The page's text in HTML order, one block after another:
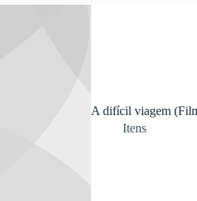
A difícil viagem
Itens